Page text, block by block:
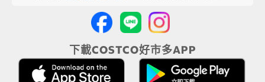
下載COSTCO好市多APP